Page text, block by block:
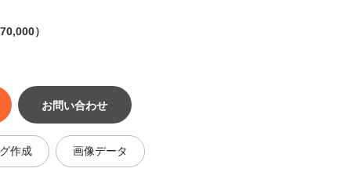
）
お問い合わせ
作成 画像データ